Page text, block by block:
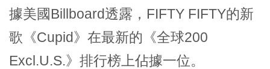
據美國Billboard透露，FIFTY FIFTY的新
歌《Cupid》在最新的《全球200
Excl.U.S.》排行榜上佔據一位。